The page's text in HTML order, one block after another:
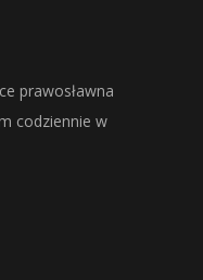
prawosławna
codziennie w